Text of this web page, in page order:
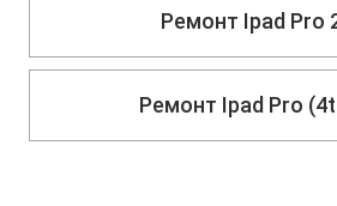
Ремонт Ipad Pro
Ремонт Ipad Pro